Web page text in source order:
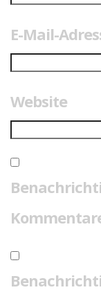
E-Mail-
Website